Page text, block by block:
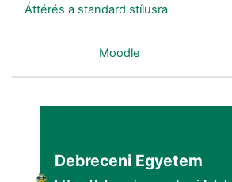
Áttérés a standard stílusra
Moodle
Debreceni Egyetem